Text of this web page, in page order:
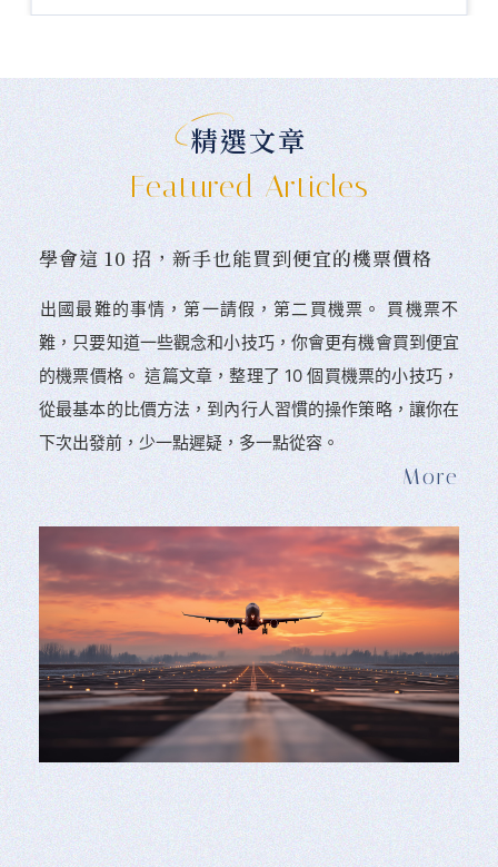
精選文章
Featured Articles
學會這 10 招，新手也能買到便宜的機票價格
󠀠出國最難的事情，第一請假，第二買機票。 󠀠買機票不
難，只要知道一些觀念和小技巧，你會更有機會買到便宜
的機票價格。 這篇文章，整理了 10 個買機票的小技巧，
從最基本的比價方法，到內行人習慣的操作策略，讓你在
下次出發前，少一點遲疑，多一點從容。